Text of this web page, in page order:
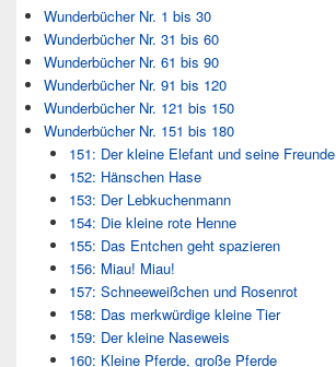
Wunderbücher Nr. 1 bis 30
Wunderbücher Nr. 31 bis 60
Wunderbücher Nr. 61 bis 90
Wunderbücher Nr. 91 bis 120
Wunderbücher Nr. 121 bis 150
Wunderbücher Nr. 151 bis 180
151: Der kleine Elefant und seine Freunde
152: Hänschen Hase
153: Der Lebkuchenmann
154: Die kleine rote Henne
155: Das Entchen geht spazieren
156: Miau! Miau!
157: Schneeweißchen und Rosenrot
158: Das merkwürdige kleine Tier
159: Der kleine Naseweis
160: Kleine Pferde, große Pferde